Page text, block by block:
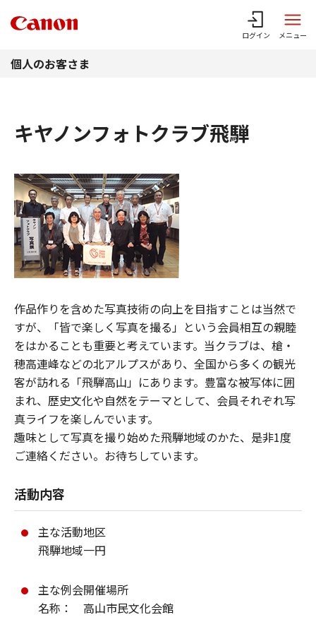
ログイン メニュー
個人のお客さま
キヤノンフォトクラブ飛騨
作品作りを含めた写真技術の向上を目指すことは当然で
すが、「皆で楽しく写真を撮る」という会員相互の親睦
をはかることも重要と考えています。当クラブは、槍・
穂高連峰などの北アルプスがあり、全国から多くの観光
客が訪れる「飛騨高山」にあります。豊富な被写体に囲
まれ、歴史文化や自然をテーマとして、会員それぞれ写
真ライフを楽しんでいます。
趣味として写真を撮り始めた飛騨地域のかた、是非1度
ご連絡ください。お待ちしています。
活動内容
主な活動地区
飛騨地域一円
主な例会開催場所
名称： 高山市民文化会館